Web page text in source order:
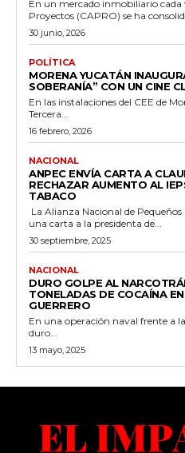
En un mercado inmobiliario
Proyectos (CAPRO) se ha
30 junio, 2026
POLÍTICA
MORENA YUCATÁN
SOBERANÍA” CON UN CINE
En las instalaciones del CEE de
Tercera...
16 febrero, 2026
NACIONAL
ANPEC ENVÍA CARTA A
RECHAZAR AUMENTO AL
TABACO
La Alianza Nacional de
una carta a la presidenta de...
30 septiembre, 2025
NACIONAL
DURO GOLPE AL
TONELADAS DE COCAÍNA
GUERRERO
En una operación naval frente a
duro...
13 mayo, 2025